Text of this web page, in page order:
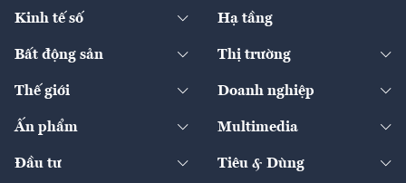
Diễn đàn
Ngân hàng
Bảo hiểm
Doanh nghiệp niêm yết
Khung pháp lý
Kinh tế số
Sản phẩm - Thị trường
Start-up
Quản trị số
Hạ tầng
Bất động sản
Chính sách
Thị trường
Thị trường
Thế giới
Kinh tế
Doanh nghiệp
Ấn phẩm
The Guide
Multimedia
Đầu tư Tiêu & Dùng